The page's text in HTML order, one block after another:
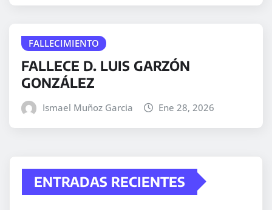
FALLECIMIENTO
FALLECE D. LUIS GARZÓN
GONZÁLEZ
Ismael Muñoz Garcia Ene 28, 2026
ENTRADAS RECIENTES